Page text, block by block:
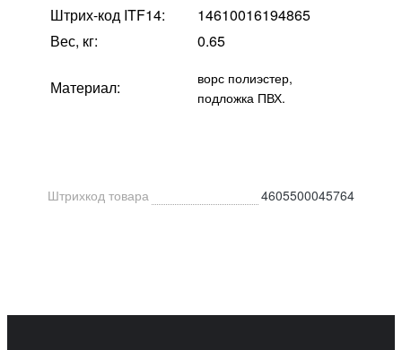
Штрих-код ITF14:
14610016194865
Вес, кг:
0.65
Материал:
ворс полиэстер,
подложка ПВХ.
Штрихкод товара 4605500045764